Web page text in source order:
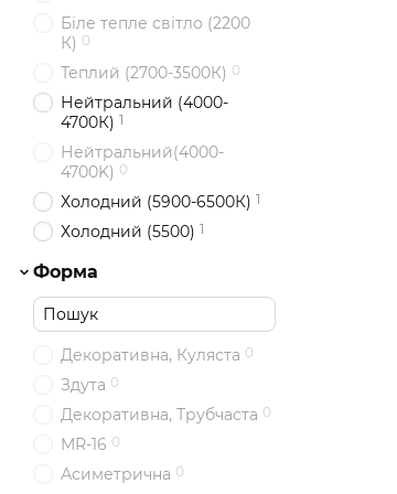
Біле тепле світло (2200
К) 0
Теплий (2700-3500К) 0
Нейтральний (4000-
4700К) 1
Нейтральний(4000-
4700K) 0
Холодний (5900-6500К) 1
Холодний (5500) 1
Форма
Декоративна, Куляста 0
Здута 0
Декоративна, Трубчаста 0
MR-16 0
Асиметрична 0